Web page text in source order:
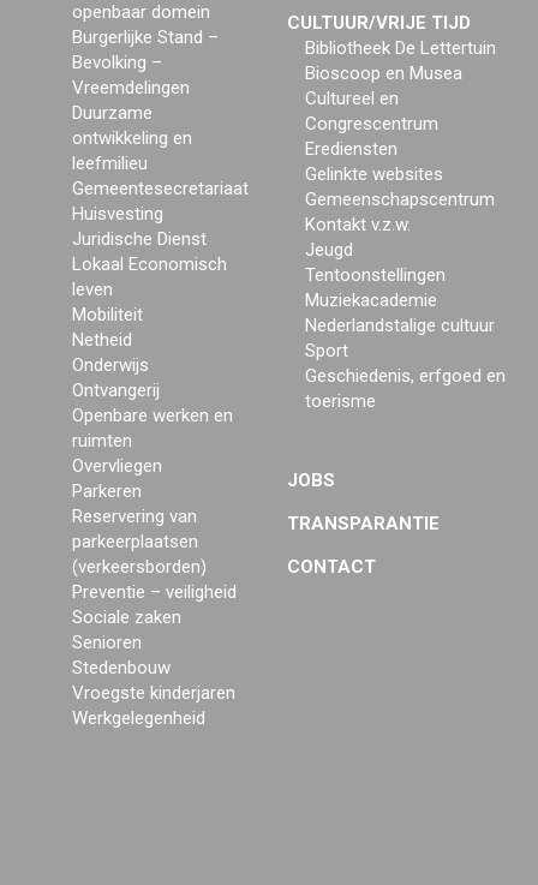
openbaar domein
Burgerlijke Stand –
Bevolking –
Vreemdelingen
Duurzame
ontwikkeling en
leefmilieu
Gemeentesecretariaat
Huisvesting
Juridische Dienst
Lokaal Economisch
leven
Mobiliteit
Netheid
Onderwijs
Ontvangerij
Openbare werken en
ruimten
Overvliegen
Parkeren
Reservering van
parkeerplaatsen
(verkeersborden)
Preventie – veiligheid
Sociale zaken
Senioren
Stedenbouw
Vroegste kinderjaren
Werkgelegenheid
CULTUUR/VRIJE TIJD
Bibliotheek De Lettertuin
Bioscoop en Musea
Cultureel en
Congrescentrum
Erediensten
Gelinkte websites
Gemeenschapscentrum
Kontakt v.z.w.
Jeugd
Tentoonstellingen
Muziekacademie
Nederlandstalige cultuur
Sport
Geschiedenis, erfgoed en
toerisme
JOBS
TRANSPARANTIE
CONTACT